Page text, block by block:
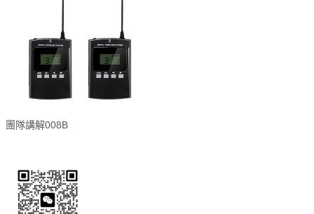
團隊講解008B